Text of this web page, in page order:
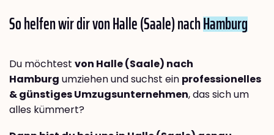
So helfen wir dir von Halle (Saale) nachHamburg
Du möchtest von Halle (Saale) nach
Hamburg umziehen und suchst ein professionelles
& günstiges Umzugsunternehmen, das sich um
alles kümmert?